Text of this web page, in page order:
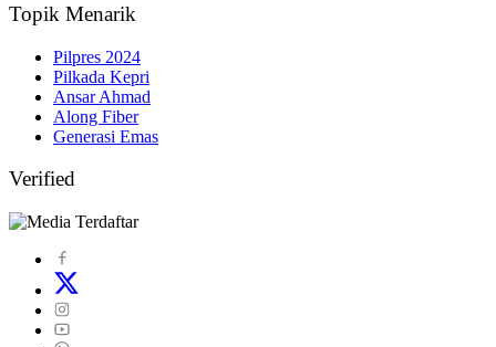
Topik Menarik
Pilpres 2024
Pilkada Kepri
Ansar Ahmad
Along Fiber
Generasi Emas
Verified